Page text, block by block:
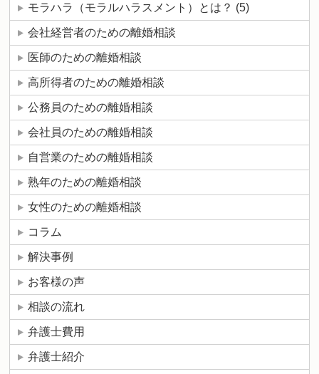
モラハラ（モラルハラスメント）とは？ (5)
会社経営者のための離婚相談
医師のための離婚相談
高所得者のための離婚相談
公務員のための離婚相談
会社員のための離婚相談
自営業のための離婚相談
熟年のための離婚相談
女性のための離婚相談
コラム
解決事例
お客様の声
相談の流れ
弁護士費用
弁護士紹介